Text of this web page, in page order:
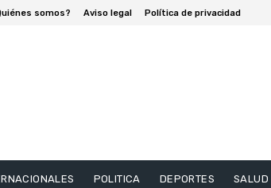
somos? Aviso legal Política de privacidad
POLITICA DEPORTES SALUD